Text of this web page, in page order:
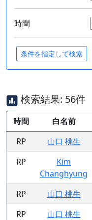
時間
検索結果: 56件
時間 白名前
RP
山口 桃生
RP
Kim
Changhyung
RP 山口 桃生
RP
山口 桃生